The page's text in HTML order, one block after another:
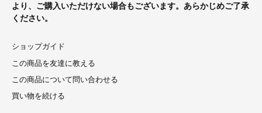
より、ご購入いただけない場合もございます。あらかじめご了承
ください。
ショップガイド
この商品を友達に教える
この商品について問い合わせる
買い物を続ける